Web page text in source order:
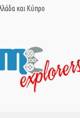
και Κύπρο